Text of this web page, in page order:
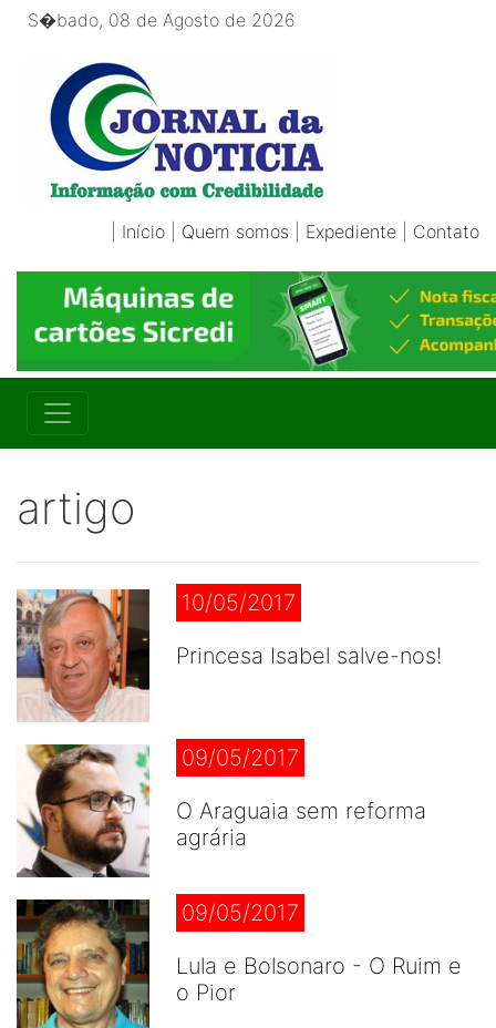
S�bado, 08 de Agosto de 2026
Início Quem somos Expediente Contato
artigo
10/05/2017
Princesa Isabel salve-nos!
09/05/2017
O Araguaia sem reforma
agrária
09/05/2017
Lula e Bolsonaro - O Ruim e
o Pior